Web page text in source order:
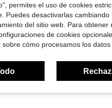
Útil (0)
permites el uso de cookies
Puedes desactivarlas cambiando
del sitio web. Para obtener
de cookies
cómo procesamos los datos